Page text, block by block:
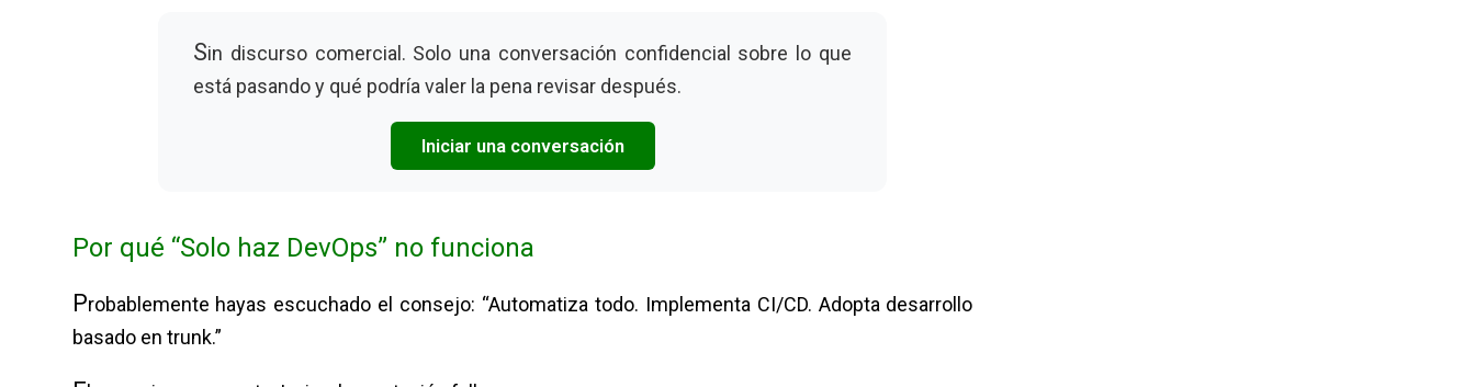
Sin discurso comercial. Solo una conversación confidencial sobre lo que
está pasando y qué podría valer la pena revisar después.
Iniciar una conversación
Por qué “Solo haz DevOps” no funciona
Probablemente hayas escuchado el consejo: “Automatiza todo. Implementa CI/CD. Adopta desarrollo
basado en trunk.”